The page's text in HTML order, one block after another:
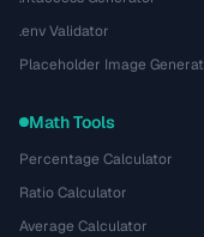
.env Validator
Placeholder Image
Math Tools
Percentage Calculator
Ratio Calculator
Average Calculator